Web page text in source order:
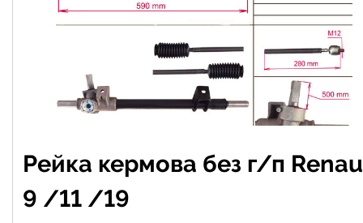
Рейка кермова без г/п
9 /11 /19